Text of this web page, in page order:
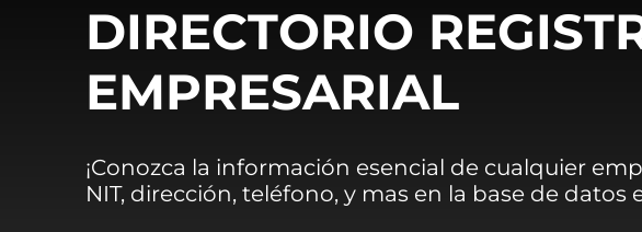
DIRECTORIO
EMPRESARIAL
¡Conozca la información esencial de cualquier
NIT, dirección, teléfono, y mas en la base de